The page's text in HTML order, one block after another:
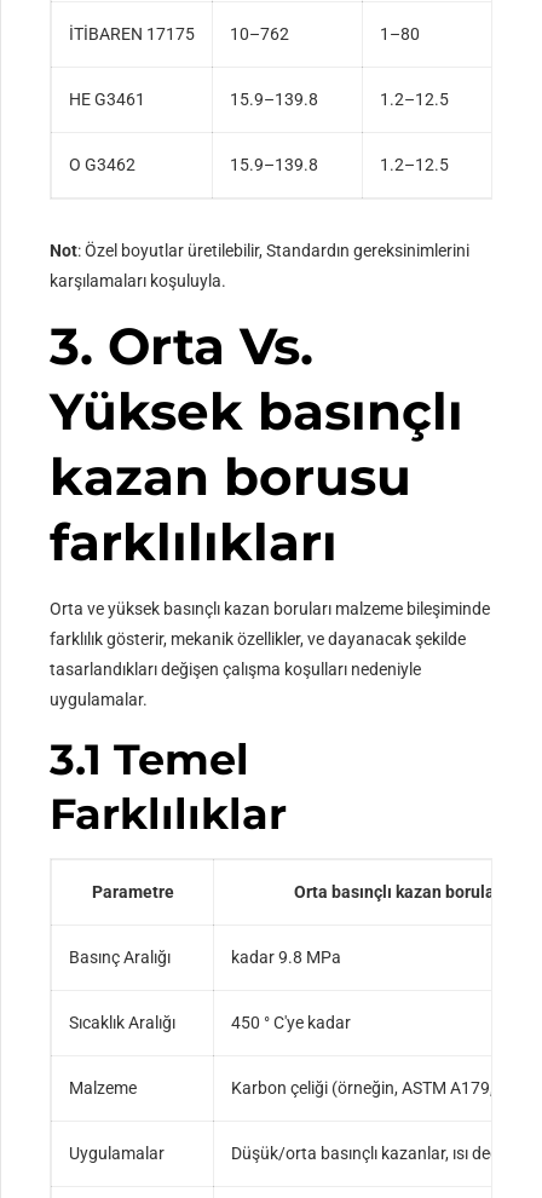
İTİBAREN 17175 10–762 1–80
HE G3461 15.9–139.8 1.2–12.5
O G3462 15.9–139.8 1.2–12.5
Not: Özel boyutlar üretilebilir, Standardın gereksinimlerini
karşılamaları koşuluyla.
3. Orta Vs.
Yüksek basınçlı
kazan borusu
farklılıkları
Orta ve yüksek basınçlı kazan boruları malzeme bileşiminde
farklılık gösterir, mekanik özellikler, ve dayanacak şekilde
tasarlandıkları değişen çalışma koşulları nedeniyle
uygulamalar.
3.1 Temel
Farklılıklar
Parametre Orta basınçlı kazan boruları
Basınç Aralığı kadar 9.8 MPa
Sıcaklık Aralığı 450 ° C'ye kadar
Malzeme Karbon çeliği (örneğin, ASTM A179,
Uygulamalar Düşük/orta basınçlı kazanlar, ısı